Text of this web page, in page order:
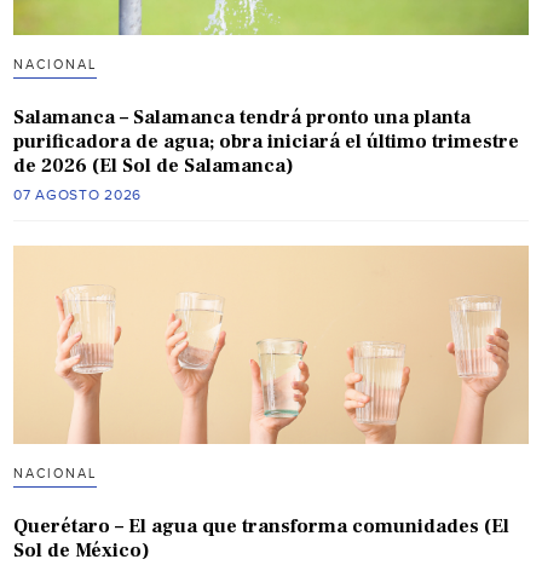
NACIONAL
Salamanca – Salamanca tendrá pronto una planta
purificadora de agua; obra iniciará el último trimestre
de 2026 (El Sol de Salamanca)
07 AGOSTO 2026
NACIONAL
Querétaro – El agua que transforma comunidades (El
Sol de México)